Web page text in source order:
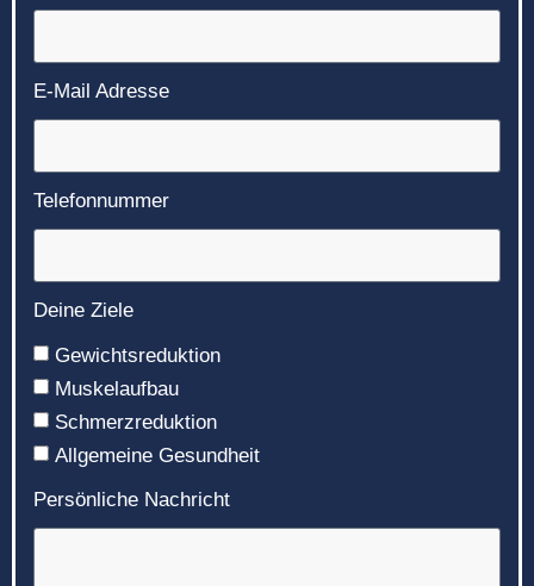
E-Mail Adresse
Telefonnummer
Deine Ziele
Gewichtsreduktion
Muskelaufbau
Schmerzreduktion
Allgemeine Gesundheit
Persönliche Nachricht